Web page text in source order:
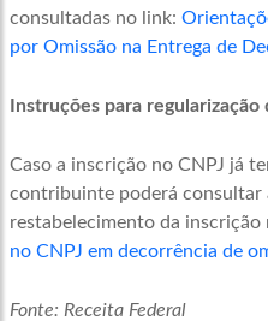
consultadas no link:
por Omissão na Entrega de
Instruções para regularização
Caso a inscrição no CNPJ já
contribuinte poderá consultar
restabelecimento da inscrição
no CNPJ em decorrência de
Fonte: Receita Federal